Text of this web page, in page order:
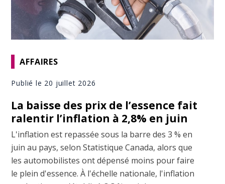
AFFAIRES
Publié le 20 juillet 2026
La baisse des prix de l’essence fait
ralentir l’inflation à 2,8% en juin
L'inflation est repassée sous la barre des 3 % en
juin au pays, selon Statistique Canada, alors que
les automobilistes ont dépensé moins pour faire
le plein d'essence. À l'échelle nationale, l'inflation